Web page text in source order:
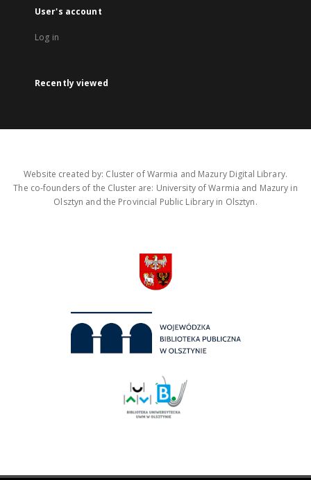
User's account
Log in
Recently viewed
Website created by: Cluster of Warmia and Mazury Digital Library.
The co-founders of the Cluster are: University of Warmia and Mazury in
Olsztyn and the Provincial Public Library in Olsztyn.